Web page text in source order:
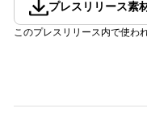
プレスリリース素
このプレスリリース内で使わ